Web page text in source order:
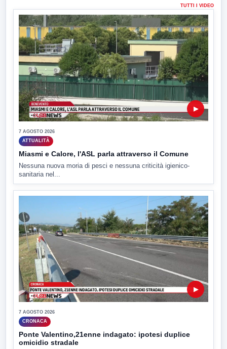
TUTTI I VIDEO
▶
7 AGOSTO 2026
ATTUALITÀ
Miasmi e Calore, l'ASL parla attraverso il Comune
Nessuna nuova moria di pesci e nessuna criticità igienico-
sanitaria nel...
▶
7 AGOSTO 2026
CRONACA
Ponte Valentino,21enne indagato: ipotesi duplice
omicidio stradale